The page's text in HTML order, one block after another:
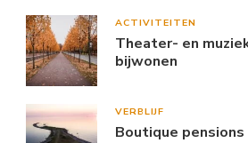
ACTIVITEITEN
Theater- en
bijwonen
VERBLIJF
Boutique pensions